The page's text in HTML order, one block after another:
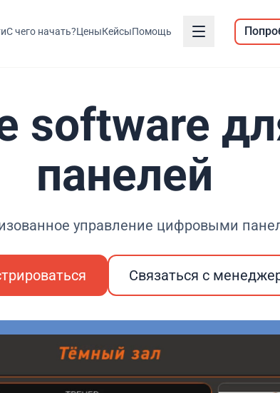
С чего начать?ЦеныКейсыПомощь
software
панелей
управление цифровыми
Связаться с